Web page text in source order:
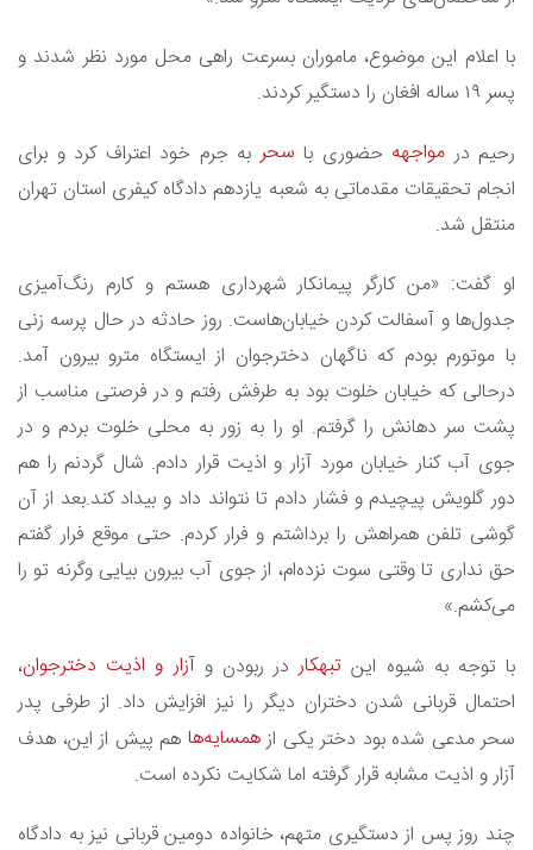
با اعلام این موضوع، ماموران بسرعت راهی محل مورد نظر شدند و
پسر ۱۹ ساله افغان را دستگیر کردند.
رحیم در مواجهه حضوری با سحر به جرم خود اعتراف کرد و برای
انجام تحقیقات مقدماتی به شعبه یازدهم دادگاه کیفری استان تهران
منتقل شد.
او گفت: «من کارگر پیمانکار شهرداری هستم و کارم رنگ‌آمیزی
جدول‌ها و آسفالت کردن خیابان‌هاست. روز حادثه در حال پرسه زنی
با موتورم بودم که ناگهان دخترجوان از ایستگاه مترو بیرون آمد.
درحالی که خیابان خلوت بود به طرفش رفتم و در فرصتی مناسب از
پشت سر دهانش را گرفتم. او را به زور به محلی خلوت بردم و در
جوی آب کنار خیابان مورد آزار و اذیت قرار دادم. شال گردنم را هم
دور گلویش پیچیدم و فشار دادم تا نتواند داد و بیداد کند.بعد از آن
گوشی‌ تلفن همراهش را برداشتم و فرار کردم. حتی موقع فرار گفتم
حق نداری تا وقتی سوت نزده‌ام، از جوی آب بیرون بیایی وگرنه تو را
می‌کشم.»
با توجه به شیوه این تبهکار در ربودن وآزار و اذیت دخترجوان،
احتمال قربانی شدن دختران دیگر را نیز افزایش داد. از طرفی پدر
سحر مدعی شده بود دختر یکی ازهمسایه‌ها هم پیش از این، هدف
آزار و اذیت مشابه قرار گرفته اما شکایت نکرده است.
چند روز پس از دستگیری متهم، خانواده دومین قربانی نیز به دادگاه